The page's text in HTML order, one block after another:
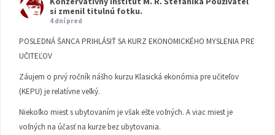
si zmenil titulnú fotku.
4 dní pred
POSLEDNÁ ŠANCA PRIHLÁSIŤ SA KURZ EKONOMICKÉHO MYSLENIA PRE
UČITEĽOV
Záujem o prvý ročník nášho kurzu Klasická ekonómia pre učiteľov
(KEPU) je relatívne veľký.
Niekoľko miest s ubytovaním je však ešte voľných. A viac miest je
voľných na účasť na kurze bez ubytovania.